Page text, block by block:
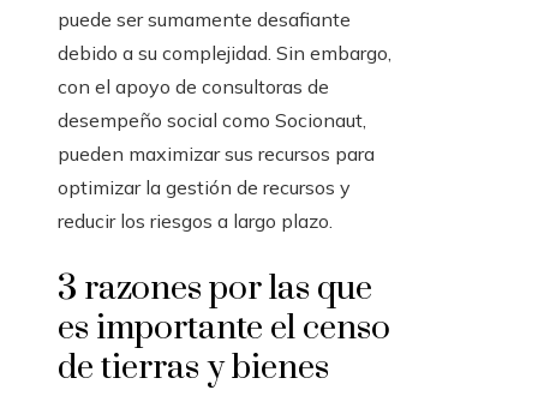
puede ser sumamente desafiante
debido a su complejidad. Sin embargo,
con el apoyo de consultoras de
desempeño social como Socionaut,
pueden maximizar sus recursos para
optimizar la gestión de recursos y
reducir los riesgos a largo plazo.
3 razones por las que
es importante el censo
de tierras y bienes